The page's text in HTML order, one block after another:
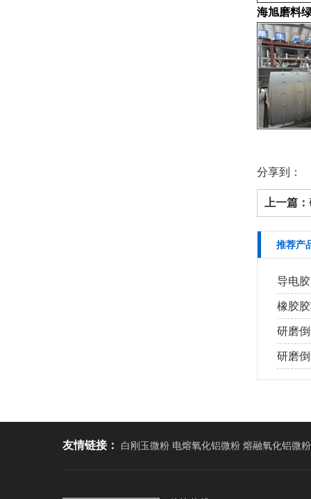
海旭磨料
分享到：
上一篇：
推荐产
导电
橡胶
研磨
研磨
友情链接： 白刚玉微粉 电熔氧化铝微粉 熔融氧化铝微粉